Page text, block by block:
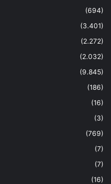
(694)
(3.401)
(2.272)
(2.032)
(9.845)
(186)
(16)
(3)
(769)
(7)
(7)
(16)